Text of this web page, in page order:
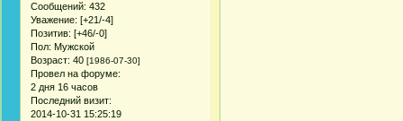
Сообщений: 432
Уважение: [+21/-4]
Позитив: [+46/-0]
Пол: Мужской
Возраст: 40 [1986-07-30]
Провел на форуме:
2 дня 16 часов
Последний визит:
2014-10-31 15:25:19